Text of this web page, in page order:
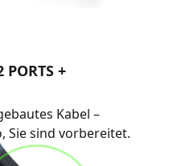
PORTS +
Kabel –
Sie sind vorbereitet.